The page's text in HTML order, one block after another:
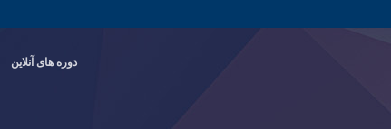
دوره های آنلاین